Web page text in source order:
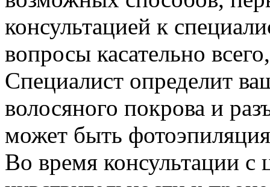
консультацией к
вопросы касательно
Специалист определит
волосяного покрова и
может быть
Во время консультации с